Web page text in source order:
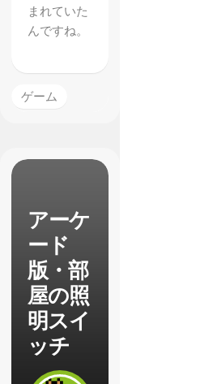
まれていた
んですね。
ゲーム
アーケ
ード
版・部
屋の照
明スイ
ッチ